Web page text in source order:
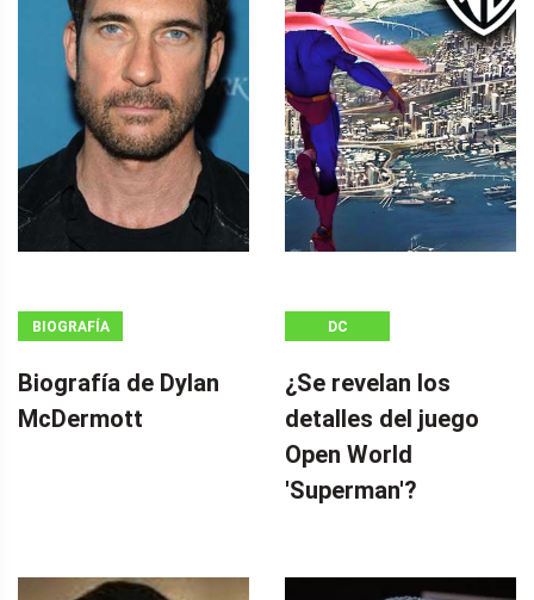
BIOGRAFÍA
Biografía de Dylan
McDermott
DC
¿Se revelan los
detalles del juego
Open World
'Superman'?